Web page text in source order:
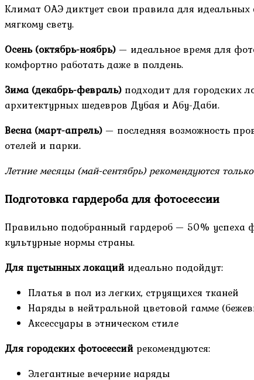
Климат ОАЭ диктует свои правила для идеальных
мягкому свету.
Осень (октябрь-ноябрь) — идеальное время для
комфортно работать даже в полдень.
Зима (декабрь-февраль) подходит для городских
архитектурных шедевров Дубая и Абу-Даби.
Весна (март-апрель) — последняя возможность
отелей и парки.
Летние месяцы (май-сентябрь) рекомендуются
Подготовка гардероба для фотосессии
Правильно подобранный гардероб — 50% успеха
культурные нормы страны.
Для пустынных локаций идеально подойдут:
Платья в пол из легких, струящихся тканей
Наряды в нейтральной цветовой гамме
Аксессуары в этническом стиле
Для городских фотосессий рекомендуются:
Элегантные вечерние наряды